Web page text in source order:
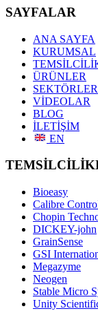
SAYFALAR
ANA SAYFA
KURUMSAL
ÜRÜNLER
SEKTÖRLER
VİDEOLAR
BLOG
İLETİŞİM
EN
Bioeasy
Calibre
Chopin
DICKEY-john
GrainSense
GSI
Megazyme
Neogen
Stable Micro
Unity